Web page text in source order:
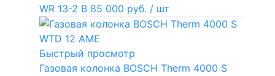
WR 13-2 В 85 000 руб. / шт
Быстрый просмотр
Газовая колонка BOSCH Therm 4000 S